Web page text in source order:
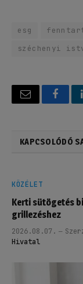
esg
széchenyi
Email
KAPCSOLÓDÓ
KÖZÉLET
Kerti sütögetés
grillezéshez
2026.08.07.
Hivatal